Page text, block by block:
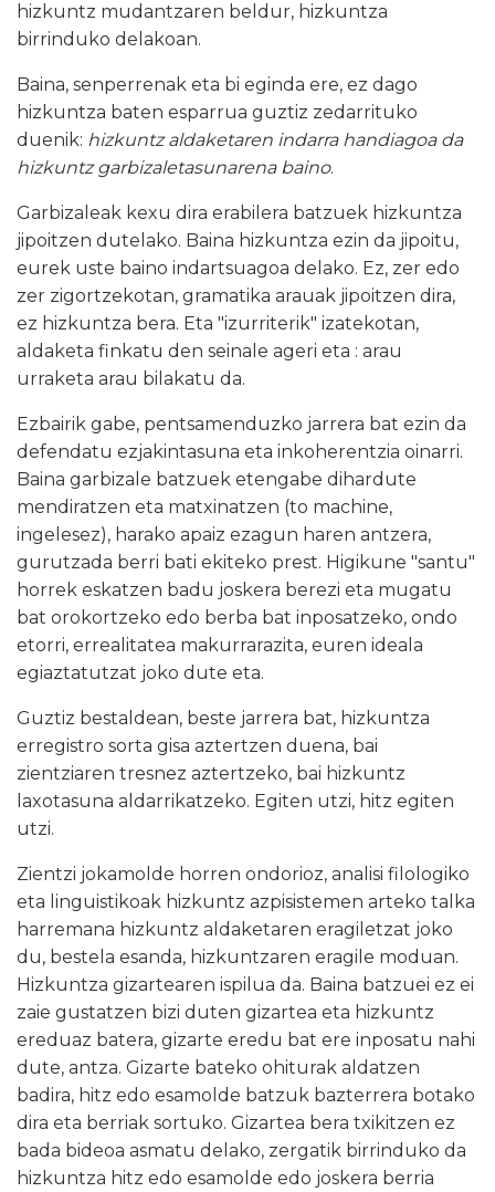
hizkuntz mudantzaren beldur, hizkuntza
birrinduko delakoan.
Baina, senperrenak eta bi eginda ere, ez dago
hizkuntza baten esparrua guztiz zedarrituko
duenik: hizkuntz aldaketaren indarra handiagoa da
hizkuntz garbizaletasunarena baino.
Garbizaleak kexu dira erabilera batzuek hizkuntza
jipoitzen dutelako. Baina hizkuntza ezin da jipoitu,
eurek uste baino indartsuagoa delako. Ez, zer edo
zer zigortzekotan, gramatika arauak jipoitzen dira,
ez hizkuntza bera. Eta "izurriterik" izatekotan,
aldaketa finkatu den seinale ageri eta : arau
urraketa arau bilakatu da.
Ezbairik gabe, pentsamenduzko jarrera bat ezin da
defendatu ezjakintasuna eta inkoherentzia oinarri.
Baina garbizale batzuek etengabe dihardute
mendiratzen eta matxinatzen (to machine,
ingelesez), harako apaiz ezagun haren antzera,
gurutzada berri bati ekiteko prest. Higikune "santu"
horrek eskatzen badu joskera berezi eta mugatu
bat orokortzeko edo berba bat inposatzeko, ondo
etorri, errealitatea makurrarazita, euren ideala
egiaztatutzat joko dute eta.
Guztiz bestaldean, beste jarrera bat, hizkuntza
erregistro sorta gisa aztertzen duena, bai
zientziaren tresnez aztertzeko, bai hizkuntz
laxotasuna aldarrikatzeko. Egiten utzi, hitz egiten
utzi.
Zientzi jokamolde horren ondorioz, analisi filologiko
eta linguistikoak hizkuntz azpisistemen arteko talka
harremana hizkuntz aldaketaren eragiletzat joko
du, bestela esanda, hizkuntzaren eragile moduan.
Hizkuntza gizartearen ispilua da. Baina batzuei ez ei
zaie gustatzen bizi duten gizartea eta hizkuntz
ereduaz batera, gizarte eredu bat ere inposatu nahi
dute, antza. Gizarte bateko ohiturak aldatzen
badira, hitz edo esamolde batzuk bazterrera botako
dira eta berriak sortuko. Gizartea bera txikitzen ez
bada bideoa asmatu delako, zergatik birrinduko da
hizkuntza hitz edo esamolde edo joskera berria